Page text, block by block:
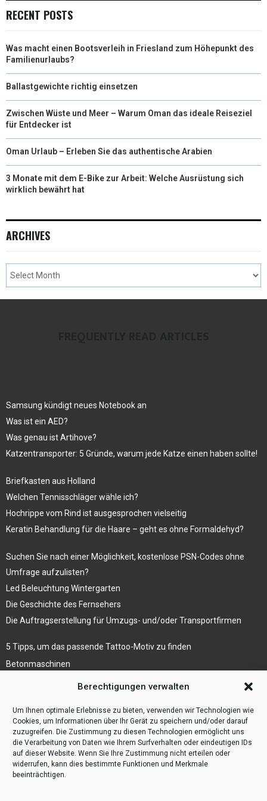
Berechtigungen verwalten
Um Ihnen optimale Erlebnisse zu bieten, verwenden wir Technologien wie
Cookies, um Informationen über Ihr Gerät zu speichern und/oder darauf
zuzugreifen. Die Zustimmung zu diesen Technologien ermöglicht uns
die Verarbeitung von Daten wie Ihrem Surfverhalten oder eindeutigen IDs
auf dieser Website. Wenn Sie Ihre Zustimmung nicht erteilen oder
widerrufen, kann dies bestimmte Funktionen und Merkmale
beeinträchtigen.
R
RECENT POSTS
Was macht einen Bootsverleih in Friesland zum Höhepunkt des
Familienurlaubs?
Ballastgewichte richtig einsetzen
Zwischen Wüste und Meer – Warum Oman das ideale Reiseziel
für Entdecker ist
Oman Urlaub – Erleben Sie das authentische Arabien
3 Monate mit dem E-Bike zur Arbeit: Welche Ausrüstung sich
wirklich bewährt hat
ARCHIVES
Samsung kündigt neues Notebook an
Was ist ein AED?
Was genau ist Artihove?
Katzentransporter: 5 Gründe, warum jede Katze einen haben sollte!
Briefkasten aus Holland
Welchen Tennisschläger wähle ich?
Hochrippe vom Rind ist ausgesprochen vielseitig
Keratin Behandlung für die Haare – geht es ohne Formaldehyd?
Suchen Sie nach einer Möglichkeit, kostenlose PSN-Codes ohne
Umfrage aufzulisten?
Led Beleuchtung Wintergarten
Die Geschichte des Fernsehers
Die Auftragserstellung für Umzugs- und/oder Transportfirmen
5 Tipps, um das passende Tattoo-Motiv zu finden
Betonmaschinen
Effizienzsteigerung